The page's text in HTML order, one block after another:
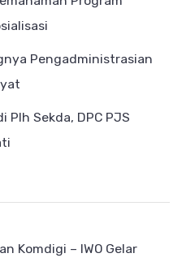
Pengadministrasian
Plh Sekda, DPC PJS
Komdigi – IWO Gelar